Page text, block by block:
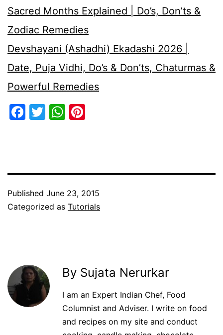
Sacred Months Explained | Do’s, Don’ts &
Zodiac Remedies
Devshayani (Ashadhi) Ekadashi 2026 |
Date, Puja Vidhi, Do’s & Don’ts, Chaturmas &
Powerful Remedies
Facebook
TwitterWhatsApp
Published June 23, 2015
Categorized as Tutorials
By Sujata Nerurkar
I am an Expert Indian Chef, Food
Columnist and Adviser. I write on food
and recipes on my site and conduct